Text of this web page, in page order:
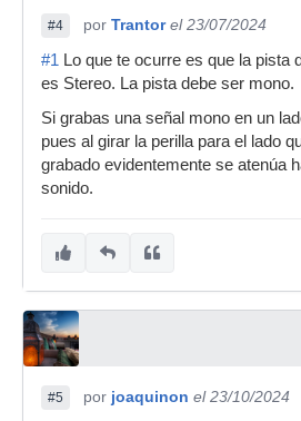
#4 por Trantor el 23/07/2024
#1 Lo que te ocurre es que la pista
es Stereo. La pista debe ser mono.
Si grabas una señal mono en un
pues al girar la perilla para el lado
grabado evidentemente se atenúa
sonido.
#5 por joaquinon el 23/10/2024